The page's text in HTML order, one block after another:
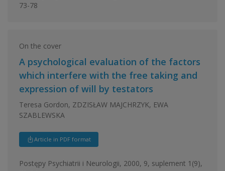
73-78
On the cover
A psychological evaluation of the factors
which interfere with the free taking and
expression of will by testators
Teresa Gordon, ZDZISŁAW MAJCHRZYK, EWA
SZABLEWSKA
Article in PDF format
Postępy Psychiatrii i Neurologii, 2000, 9, suplement 1(9),